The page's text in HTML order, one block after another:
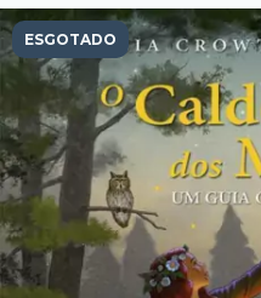
ESGOTADO